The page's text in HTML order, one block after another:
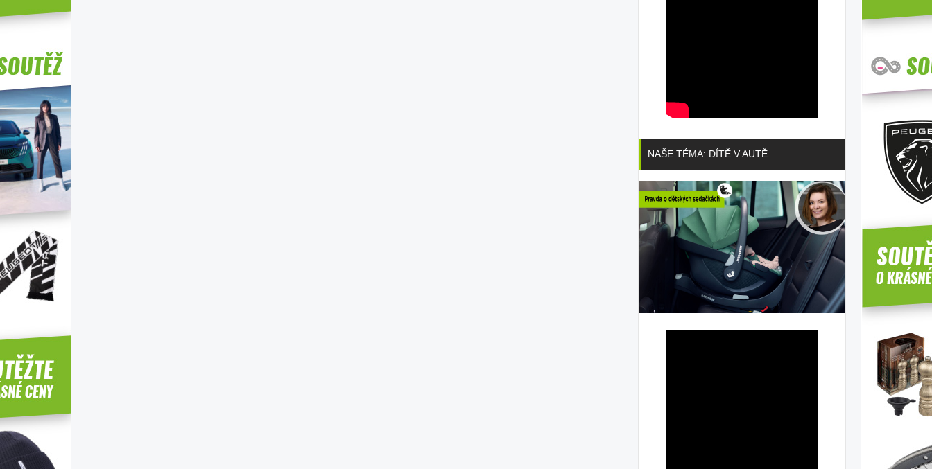
NAŠE TÉMA: DÍTĚ V AUTĚ